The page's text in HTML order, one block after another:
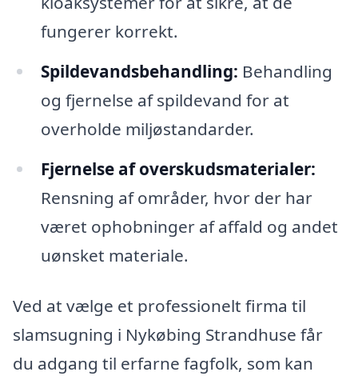
fungerer korrekt.
Spildevandsbehandling: Behandling
og fjernelse af spildevand for at
overholde miljøstandarder.
Fjernelse af overskudsmaterialer:
Rensning af områder, hvor der har
været ophobninger af affald og andet
uønsket materiale.
Ved at vælge et professionelt firma til
slamsugning i Nykøbing Strandhuse får
du adgang til erfarne fagfolk, som kan